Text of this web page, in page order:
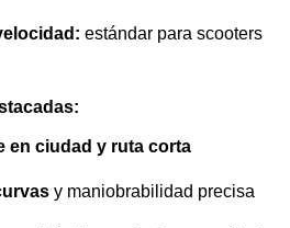
estándar para scooters
en ciudad y ruta corta
y maniobrabilidad precisa